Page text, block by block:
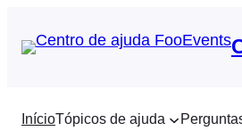
InícioTópicos de ajuda